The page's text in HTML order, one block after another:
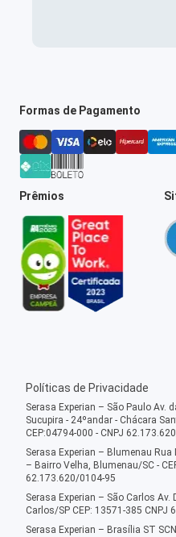
Formas de Pagamento
Prêmios
Políticas de Privacidade
Serasa Experian – São Paulo Av.
Sucupira - 24ºandar - Chácara
CEP:04794-000 - CNPJ
Serasa Experian – Blumenau
– Bairro Velha, Blumenau/SC -
62.173.620/0104-95
Serasa Experian – São Carlos
Carlos/SP CEP: 13571-385 CNPJ
Serasa Experian – Brasília ST